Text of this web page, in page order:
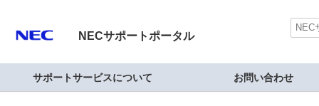
NECサポートポータル
サポートサービスについて お問い合わせ